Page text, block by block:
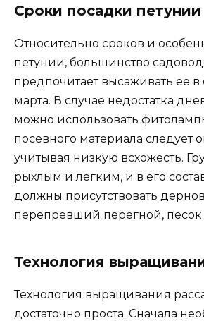
Сроки посадки петунии
Относительно сроков и
петунии, большинство
предпочитает высаживать ее
марта. В случае недостатка
можно использовать
посевного материала следует
учитывая низкую всхожесть.
рыхлым и легким, и в его
должны присутствовать
перепревший перегной, песок
Технология
Технология выращивания
достаточно проста. Сначала